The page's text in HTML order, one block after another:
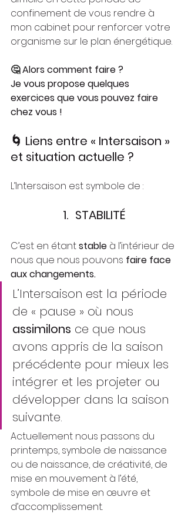
confinement de vous rendre à
mon cabinet pour renforcer votre
organisme sur le plan énergétique.
🤔 Alors comment faire ?
Je vous propose quelques
exercices que vous pouvez faire
chez vous !
🌀 Liens entre « Intersaison »
et situation actuelle ?
L’Intersaison est symbole de :
1. STABILITÉ
C’est en étant stable à l’intérieur de
nous que nous pouvons faire face
aux changements.
L’Intersaison est la période
de « pause » où nous
assimilons ce que nous
avons appris de la saison
précédente pour mieux les
intégrer et les projeter ou
développer dans la saison
suivante.
Actuellement nous passons du
printemps, symbole de naissance
ou de naissance, de créativité, de
mise en mouvement à l’été,
symbole de mise en œuvre et
d’accomplissement.